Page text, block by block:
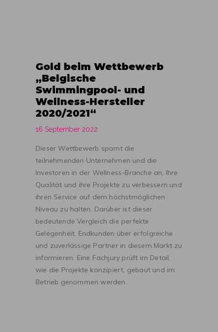
Gold beim Wettbewerb
„Belgische
Swimmingpool- und
Wellness-Hersteller
2020/2021“
16 September 2022
Dieser Wettbewerb spornt die
teilnehmenden Unternehmen und die
Investoren in der Wellness-Branche an, Ihre
Qualität und ihre Projekte zu verbessern und
ihren Service auf dem höchstmöglichen
Niveau zu halten. Darüber ist dieser
bedeutende Vergleich die perfekte
Gelegenheit, Endkunden über erfolgreiche
und zuverlässige Partner in diesem Markt zu
informieren. Eine Fachjury prüft im Detail,
wie die Projekte konzipiert, gebaut und im
Betrieb genommen werden.